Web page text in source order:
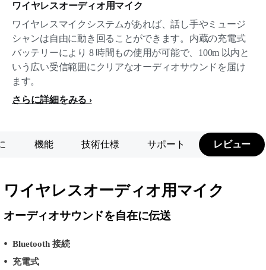
ワイヤレスオーディオ用マイク
ワイヤレスマイクシステムがあれば、話し手やミュージ
シャンは自由に動き回ることができます。内蔵の充電式
バッテリーにより 8 時間もの使用が可能で、100m 以内と
いう広い受信範囲にクリアなオーディオサウンドを届け
ます。
さらに詳細をみる
機能 技術仕様 サポート レビュー
ワイヤレスオーディオ用マイク
オーディオサウンドを自在に伝送
Bluetooth 接続
充電式